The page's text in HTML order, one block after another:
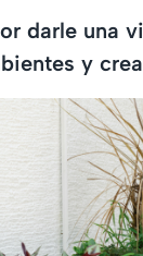
darle una
y